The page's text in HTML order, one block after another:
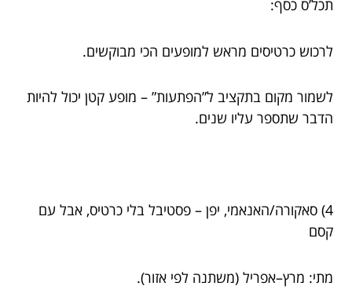
תכל’ס כסף:
לרכוש כרטיסים מראש למופעים הכי מבוקשים.
לשמור מקום בתקציב ל”הפתעות” – מופע קטן יכול להיות
הדבר שתספר עליו שנים.
4) סאקורה/האנאמי, יפן – פסטיבל בלי כרטיס, אבל עם
קסם
מתי: מרץ–אפריל (משתנה לפי אזור).